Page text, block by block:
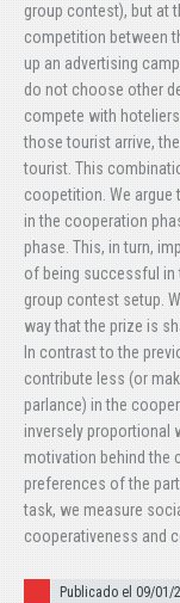
group contest), but at
competition between
up an advertising
do not choose other
compete with
those tourist arrive,
tourist. This
coopetition. We argue
in the cooperation
phase. This, in turn,
of being successful in
group contest setup.
way that the prize is
In contrast to the
contribute less (or
parlance) in the
inversely proportional
motivation behind the
preferences of the
task, we measure
cooperativeness and
Publicado el
Publicado el 09/01/